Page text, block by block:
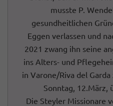
musste P.
gesundheitlichen
Eggen verlassen und
2021 zwang ihn seine
ins Alters- und
in Varone/Riva del
Sonntag, 12.März,
Die Steyler Missionare